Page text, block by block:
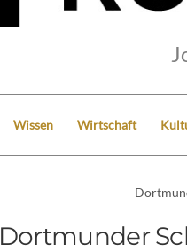
Wissen Wirtschaft
Dortmunder